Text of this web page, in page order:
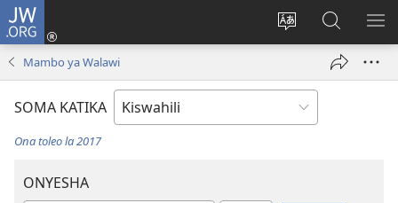
JW.ORG
Badili
tovuti
Ingia
(opens
Tafuta
Katika
JW.ORG
Mambo ya Walawi
SOMA KATIKA
Ona toleo la 2017
ONYESHA